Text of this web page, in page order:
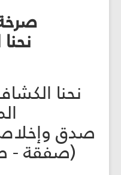
نحنا
صدق
(صفقة -